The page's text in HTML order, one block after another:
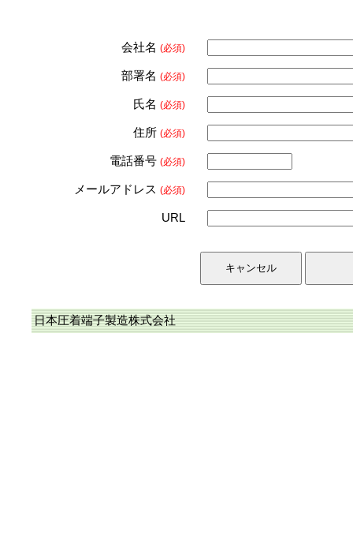
会社名 (必須)
部署名 (必須)
氏名 (必須)
住所 (必須)
電話番号 (必須)
メールアドレス (必須)
URL
日本圧着端子製造株式会社